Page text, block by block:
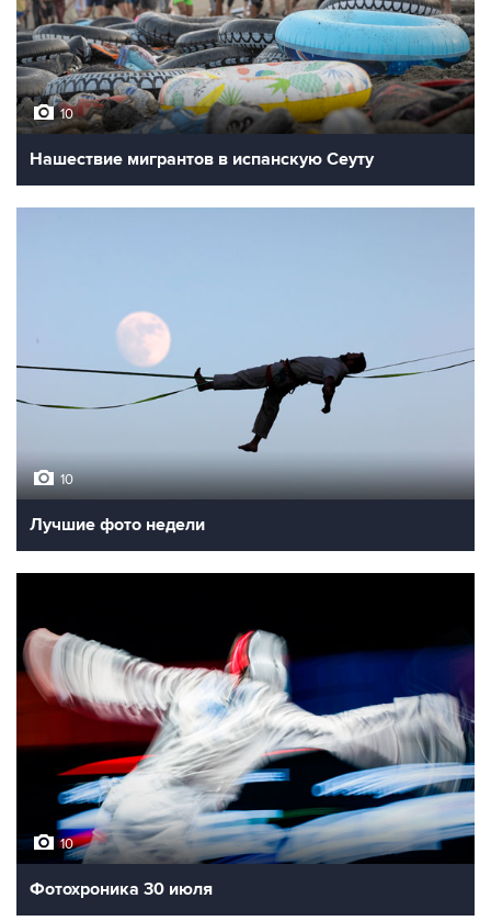
10
Нашествие мигрантов в испанскую Сеуту
10
Лучшие фото недели
10
Фотохроника 30 июля